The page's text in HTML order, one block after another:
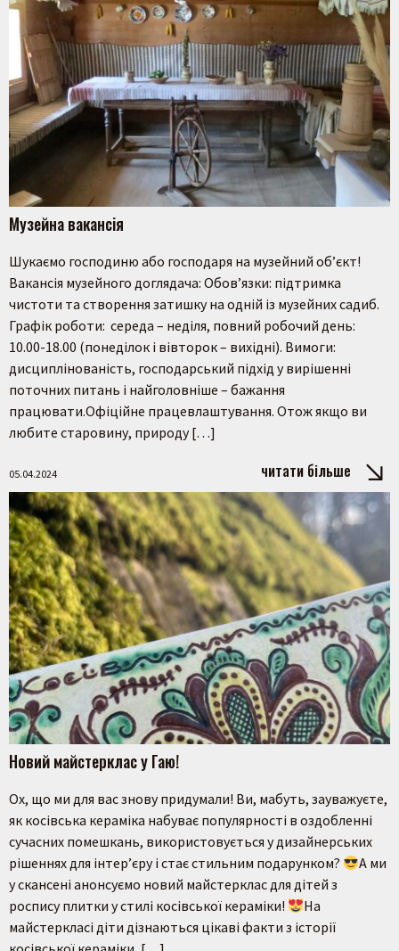
Музейна вакансія
Шукаємо господиню або господаря на музейний об’єкт!
Вакансія музейного доглядача: Обов’язки: підтримка
чистоти та створення затишку на одній із музейних садиб.
Графік роботи: середа – неділя, повний робочий день:
10.00-18.00 (понеділок і вівторок – вихідні). Вимоги:
дисциплінованість, господарський підхід у вирішенні
поточних питань і найголовніше – бажання
працювати.Офіційне працевлаштування. Отож якщо ви
любите старовину, природу […]
05.04.2024 читати більше
Новий майстерклас у Гаю!
Ох, що ми для вас знову придумали! Ви, мабуть, зауважуєте,
як косівська кераміка набуває популярності в оздобленні
сучасних помешкань, використовується у дизайнерських
рішеннях для інтер’єру і стає стильним подарунком?
А ми
у скансені анонсуємо новий майстерклас для дітей з
роспису плитки у стилі косівської кераміки!
На
майстеркласі діти дізнаються цікаві факти з історії